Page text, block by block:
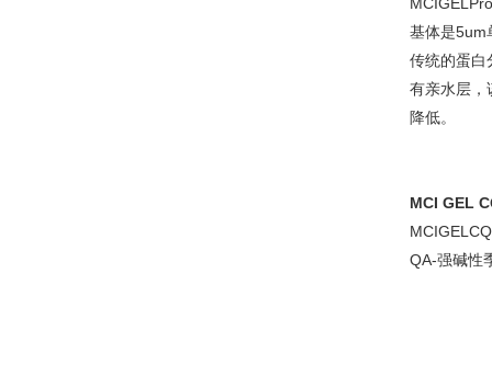
基体是5um
传统的蛋白
有亲水层，
降低。
MCI GEL
QA-强碱性